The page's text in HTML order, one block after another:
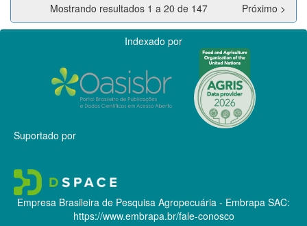
Mostrando resultados 1 a 20 de 147 Próximo >
Indexado por
Suportado por
Empresa Brasileira de Pesquisa Agropecuária - Embrapa SAC:
https://www.embrapa.br/fale-conosco